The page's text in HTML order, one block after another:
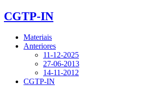
CGTP-IN
Materiais
Anteriores
11-12-2025
27-06-2013
14-11-2012
CGTP-IN